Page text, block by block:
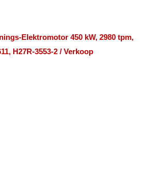
Elektromotor 450 kW, 2980 tpm,
H27R-3553-2 / Verkoop